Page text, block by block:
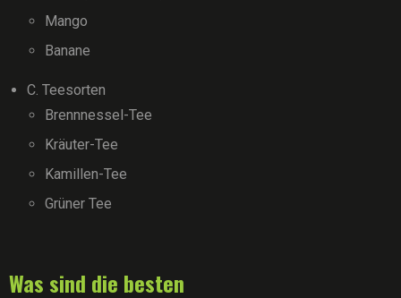
Mango
Banane
C. Teesorten
Brennnessel-Tee
Kräuter-Tee
Kamillen-Tee
Grüner Tee
Was sind die besten